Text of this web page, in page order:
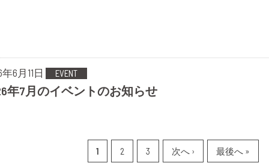
6月11日 EVENT
年7月のイベントのお知らせ
1 2 3 次へ › 最後へ »